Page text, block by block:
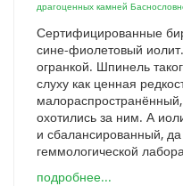
драгоценных камней
Сертифицированные
сине-фиолетовый
огранкой. Шпинель
слуху как ценная
охотились за ним. А
и сбалансированный,
геммологической
подробнее...